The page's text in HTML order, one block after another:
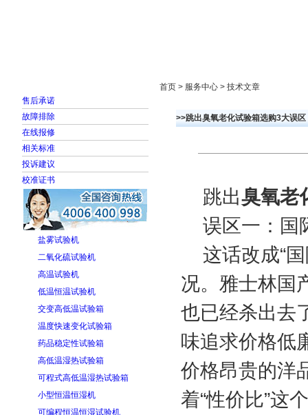
售后承诺
故障排除
在线报修
相关标准
投诉建议
校准证书
盐雾试验机
二氧化硫试验机
高温试验机
低温恒温试验机
交变高低温试验箱
温度快速变化试验箱
药品稳定性试验箱
高低温湿热试验箱
可程式高低温湿热试验箱
小型恒温恒湿机
可编程恒温恒湿试验机
首页 > 服务中心 > 技术文章
>>跳出臭氧老化试验箱选购3大误区
跳出臭氧老
误区一：国
这话改成“国
况。雅士林国
也已经杀出去
味追求价格低
价格昂贵的洋
着“性价比”这